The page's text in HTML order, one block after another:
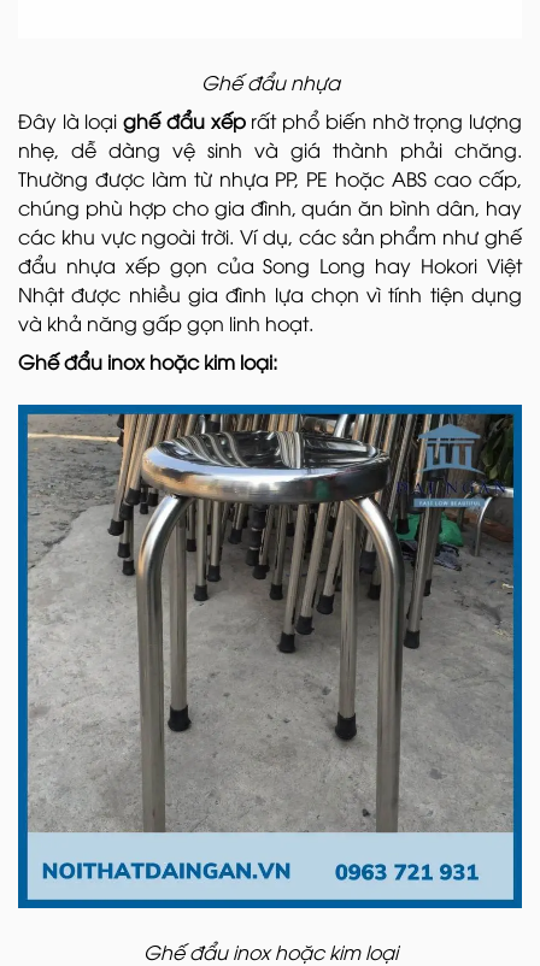
Ghế đẩu nhựa
Đây là loạighế đẩu xếp rất phổ biến nhờ trọng lượng
nhẹ, dễ dàng vệ sinh và giá thành phải chăng.
Thường được làm từ nhựa PP, PE hoặc ABS cao cấp,
chúng phù hợp cho gia đình, quán ăn bình dân, hay
các khu vực ngoài trời. Ví dụ, các sản phẩm như ghế
đẩu nhựa xếp gọn của Song Long hay Hokori Việt
Nhật được nhiều gia đình lựa chọn vì tính tiện dụng
và khả năng gấp gọn linh hoạt.
Ghế đẩu inox hoặc kim loại:
Ghế đẩu inox hoặc kim loại